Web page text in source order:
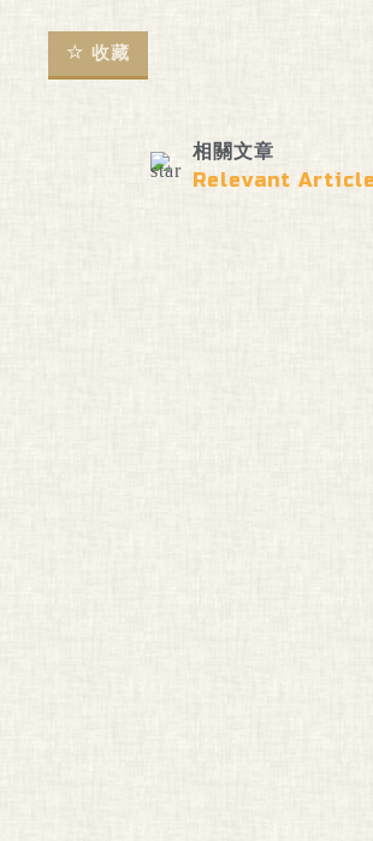
收藏
相關文章
Relevant